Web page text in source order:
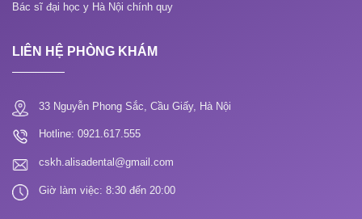
Bác sĩ đại học y Hà Nội chính quy
LIÊN HỆ PHÒNG KHÁM
33 Nguyễn Phong Sắc, Cầu Giấy, Hà Nội
Hotline: 0921.617.555
cskh.alisadental@gmail.com
Giờ làm việc: 8:30 đến 20:00